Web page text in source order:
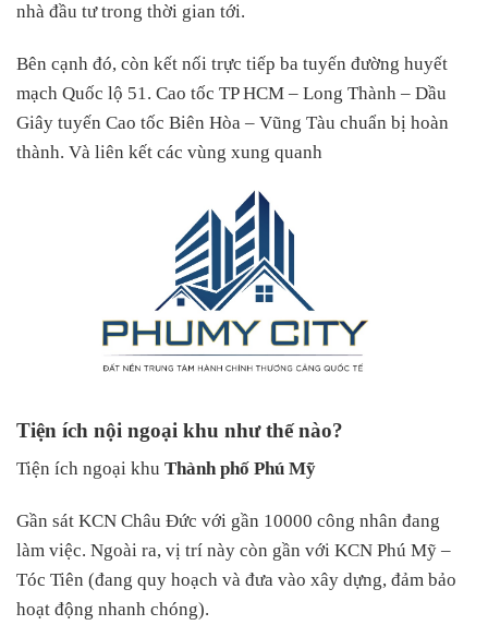
nhà đầu tư trong thời gian tới.
Bên cạnh đó, còn kết nối trực tiếp ba tuyến đường huyết
mạch Quốc lộ 51. Cao tốc TP HCM – Long Thành – Dầu
Giây tuyến Cao tốc Biên Hòa – Vũng Tàu chuẩn bị hoàn
thành. Và liên kết các vùng xung quanh
Tiện ích nội ngoại khu như thế nào?
Tiện ích ngoại khu Thành phố Phú Mỹ
Gần sát KCN Châu Đức với gần 10000 công nhân đang
làm việc. Ngoài ra, vị trí này còn gần với KCN Phú Mỹ –
Tóc Tiên (đang quy hoạch và đưa vào xây dựng, đảm bảo
hoạt động nhanh chóng).